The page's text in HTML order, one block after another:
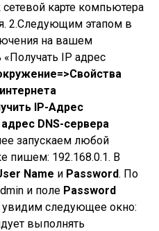
карте компьютера
2.Следующим этапом в
на вашем
IP адрес
IP-Адрес
DNS-сервера
запускаем любой
пишем: 192.168.0.1. В
Name и Password. По
и поле Password
следующее окно:
выполнять